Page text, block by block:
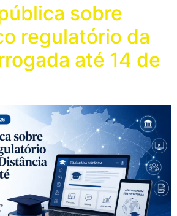
sobre
regulatório da
até 14 de